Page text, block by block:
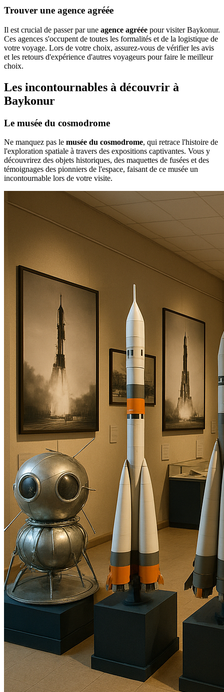
Trouver une agence agréée
Il est crucial de passer par une agence agréée pour visiter Baykonur.
Ces agences s'occupent de toutes les formalités et de la logistique de
votre voyage. Lors de votre choix, assurez-vous de vérifier les avis
et les retours d'expérience d'autres voyageurs pour faire le meilleur
choix.
Les incontournables à découvrir à
Baykonur
Le musée du cosmodrome
Ne manquez pas le musée du cosmodrome, qui retrace l'histoire de
l'exploration spatiale à travers des expositions captivantes. Vous y
découvrirez des objets historiques, des maquettes de fusées et des
témoignages des pionniers de l'espace, faisant de ce musée un
incontournable lors de votre visite.